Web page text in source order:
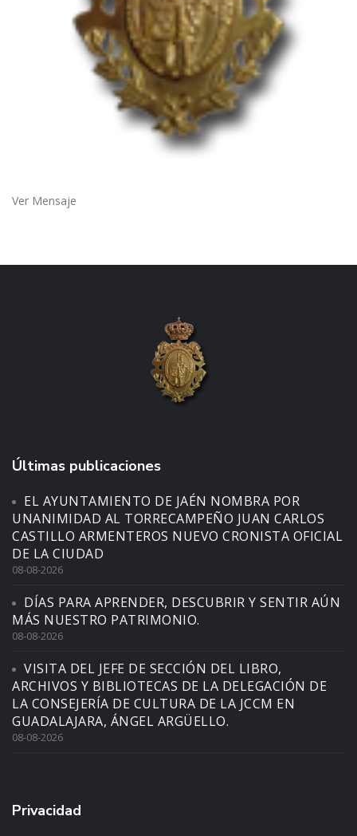
Ver Mensaje
Últimas publicaciones
EL AYUNTAMIENTO DE JAÉN NOMBRA POR
UNANIMIDAD AL TORRECAMPEÑO JUAN CARLOS
CASTILLO ARMENTEROS NUEVO CRONISTA OFICIAL
DE LA CIUDAD
08-08-2026
DÍAS PARA APRENDER, DESCUBRIR Y SENTIR AÚN
MÁS NUESTRO PATRIMONIO.
08-08-2026
VISITA DEL JEFE DE SECCIÓN DEL LIBRO,
ARCHIVOS Y BIBLIOTECAS DE LA DELEGACIÓN DE
LA CONSEJERÍA DE CULTURA DE LA JCCM EN
GUADALAJARA, ÁNGEL ARGÜELLO.
08-08-2026
Privacidad